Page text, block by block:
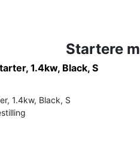
Startere
1.4kw, Black, S
1.4kw, Black, S